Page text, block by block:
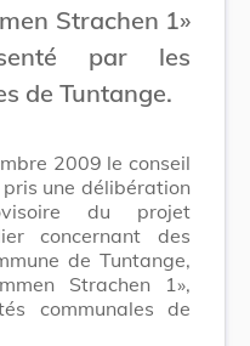
Strachen 1»
par les
de Tuntange.
2009 le conseil
une délibération
du projet
concernant des
de Tuntange,
Strachen 1»,
communales de